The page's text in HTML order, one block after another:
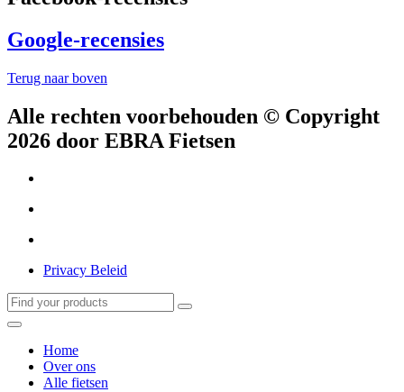
Google-recensies
Terug naar boven
Alle rechten voorbehouden © Copyright
2026 door EBRA Fietsen
Privacy Beleid
Home
Over ons
Alle fietsen